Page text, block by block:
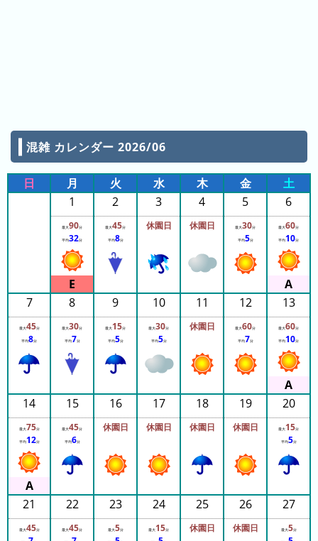
ご
と)
2023
年
(日
ち
間
ラ
一
待
ち
時
間
ュ
ー
ロ
混雑 カレンダー 2026/06
日 月 火 水 木 金
土
1
最大90分
平均32分
2
最大45分
平均8分
3
休園日
4
休園日
5
最大30分
平均5分
6
最大60分
平均10分
7
最大45分
平均8分
8
最大30分
平均7分
9
最大15分
平均5分
10
最大30分
平均5分
11
休園日
12
最大60分
平均7分
13
最大60分
平均10分
14
最大75分
平均12分
15
最大45分
平均6分
16
休園日
17
休園日
18
休園日
19
休園日
20
最大15分
平均5分
21
最大45分
22
最大45分
23
最大5分
24
最大15分
25
休園日
26
休園日
27
最大5分